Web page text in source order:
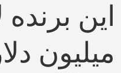
میلیون